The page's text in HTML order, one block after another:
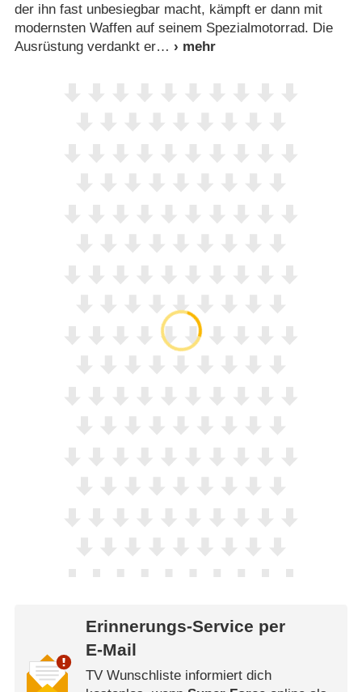
der ihn fast unbesiegbar macht, kämpft er dann mit
modernsten Waffen auf seinem Spezialmotorrad. Die
Ausrüstung verdankt er
Erinnerungs-Service per
E-Mail
TV Wunschliste informiert dich